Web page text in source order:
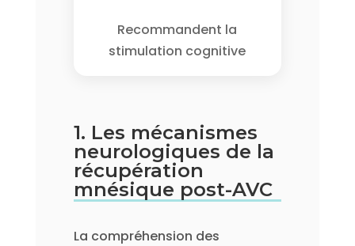
Recommandent la
stimulation cognitive
1. Les mécanismes
neurologiques de la
récupération
mnésique post-AVC
La compréhension des